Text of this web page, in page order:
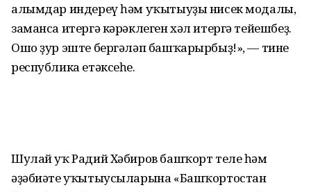
алымдар индереү һәм уҡытыуҙы нисек модалы,
заманса итергә кәрәклеген хәл итергә тейешбеҙ.
Ошо ҙур эште бергәләп башҡарырбыҙ!», — тине
республика етәксеһе.
Шулай уҡ Радий Хәбиров башҡорт теле һәм
әҙәбиәте уҡытыусыларына «Башҡортостан